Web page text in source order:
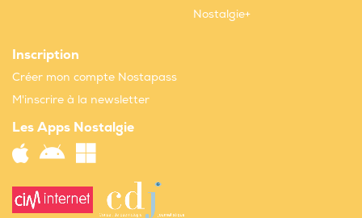
Nostalgie+
Inscription
Créer mon compte Nostapass
M'inscrire à la newsletter
Les Apps Nostalgie